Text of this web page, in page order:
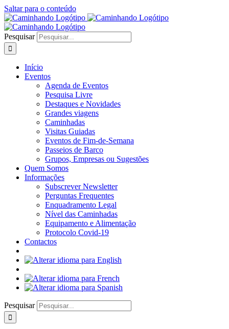
Saltar para o conteúdo
Pesquisar
Início
Eventos
Agenda de Eventos
Pesquisa Livre
Destaques e Novidades
Grandes viagens
Caminhadas
Visitas Guiadas
Eventos de Fim-de-Semana
Passeios de Barco
Grupos, Empresas ou Sugestões
Quem Somos
Informações
Subscrever Newsletter
Perguntas Frequentes
Enquadramento Legal
Nível das Caminhadas
Equipamento e Alimentação
Protocolo Covid-19
Contactos
Pesquisar